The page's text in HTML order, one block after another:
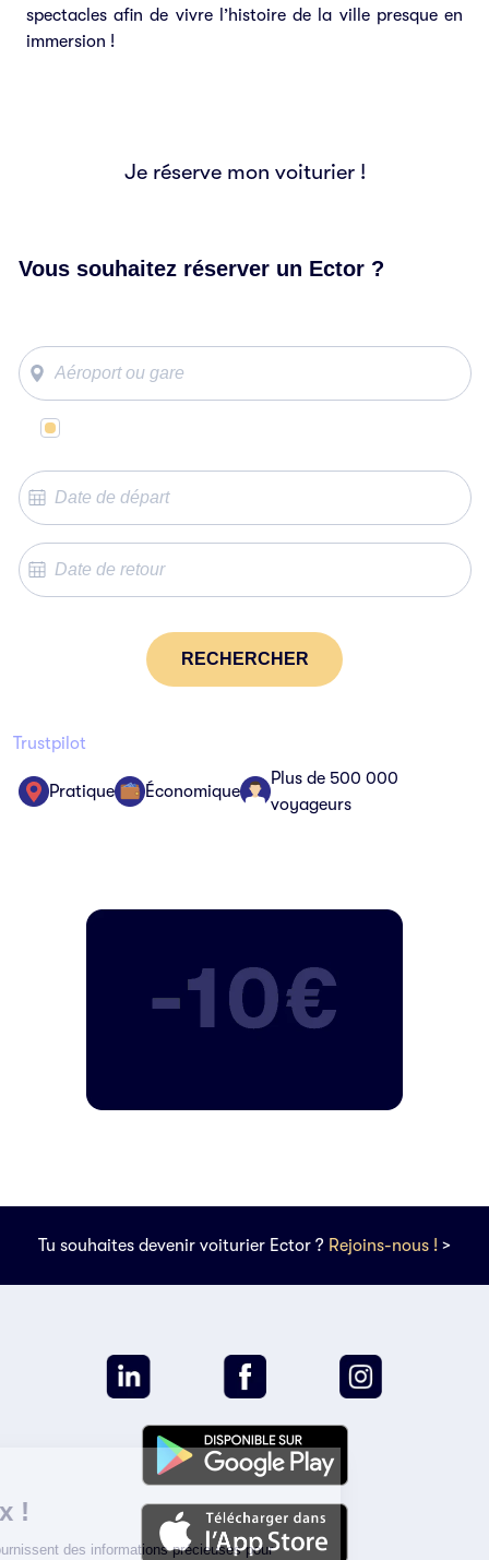
votre choix !
Les cookies nous fournissent des
informations précieuses pour optimiser votre expérience sur le site,
spectacles afin de vivre l’histoire de la ville presque en
immersion !
Je réserve mon voiturier !
Vous souhaitez réserver un Ector ?
RECHERCHER
Trustpilot
Pratique Économique
Plus de 500 000
voyageurs
Tu souhaites devenir voiturier Ector ? Rejoins-nous ! >